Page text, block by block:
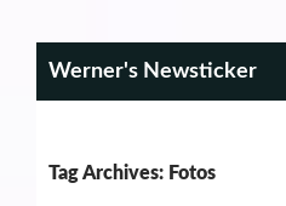
Werner's Newsticker
Tag Archives: Fotos